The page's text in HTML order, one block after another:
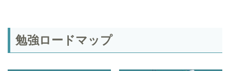
勉強ロードマップ